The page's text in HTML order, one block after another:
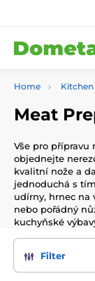
Home Kitchen
Meat
Vše pro přípravu
objednejte
kvalitní nože a
jednoduchá s
udírny, hrnec na
nebo pořádný
kuchyňské
Filter